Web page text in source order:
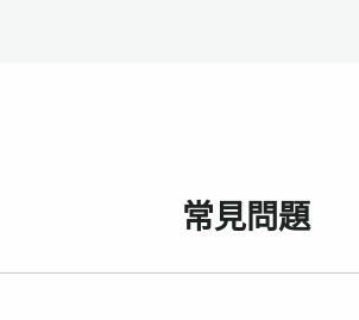
常見問題